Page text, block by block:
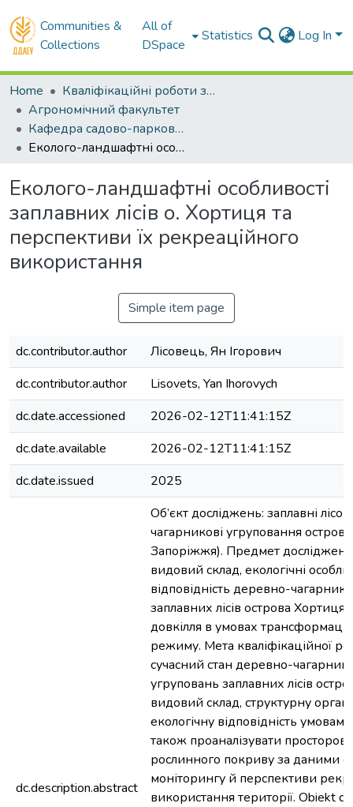
Communities &
Collections
All of
DSpace
Statistics Log In
Home
Кваліфікаційні роботи здобувачів вищої освіти
Агрономічний факультет
Кафедра садово-паркового мистецтва та ландшафтного дизайну. Магістри
Еколого-ландшафтні особливості заплавних лісів о. Хортиця та перспективи їх рекреаційного використання
Еколого-ландшафтні особливості
заплавних лісів о. Хортиця та
перспективи їх рекреаційного
використання
Simple item page
dc.contributor.author
Лісовець, Ян Ігорович
dc.contributor.author
Lisovets, Yan Ihorovych
dc.date.accessioned
2026-02-12T11:41:15Z
dc.date.available
2026-02-12T11:41:15Z
dc.date.issued
2025
dc.description.abstract
Об’єкт досліджень: заплавні
чагарникові угруповання
Запоріжжя). Предмет
видовий склад, екологічні
відповідність деревно-
заплавних лісів острова
довкілля в умовах трансформації
режиму. Мета кваліфікаційної
сучасний стан деревно-
угруповань заплавних лісів
видовий склад, структурну
екологічну відповідність
також проаналізувати
рослинного покриву за даними
моніторингу й перспективи
використання території. Obiekt